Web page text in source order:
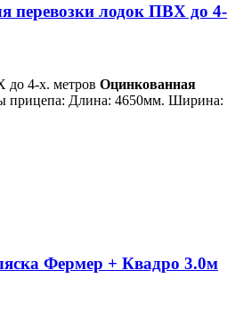
перевозки лодок ПВХ до 4-
до 4-х. метров Оцинкованная
прицепа: Длина: 4650мм. Ширина:
Фермер + Квадро 3.0м